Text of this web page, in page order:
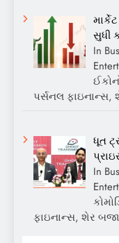
સુધી
In
પર્સનલ ફાઇનાન્સ,
ધૂત
In
ફાઇનાન્સ, શેર